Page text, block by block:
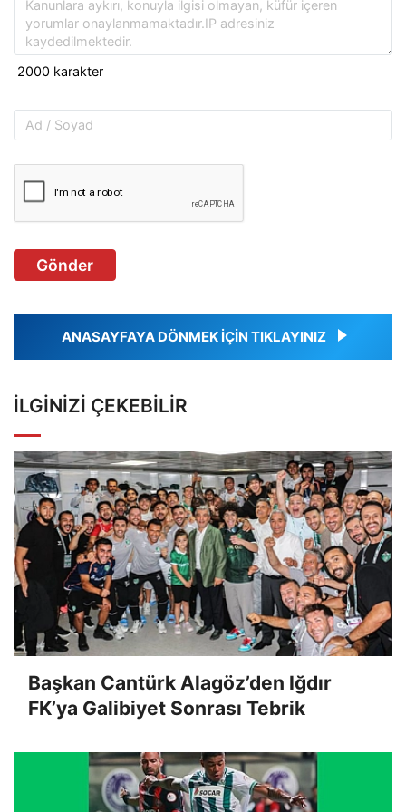
Gönder
ANASAYFAYA DÖNMEK İÇİN TIKLAYINIZ
İLGINIZI ÇEKEBILIR
Başkan Cantürk Alagöz’den Iğdır
FK’ya Galibiyet Sonrası Tebrik